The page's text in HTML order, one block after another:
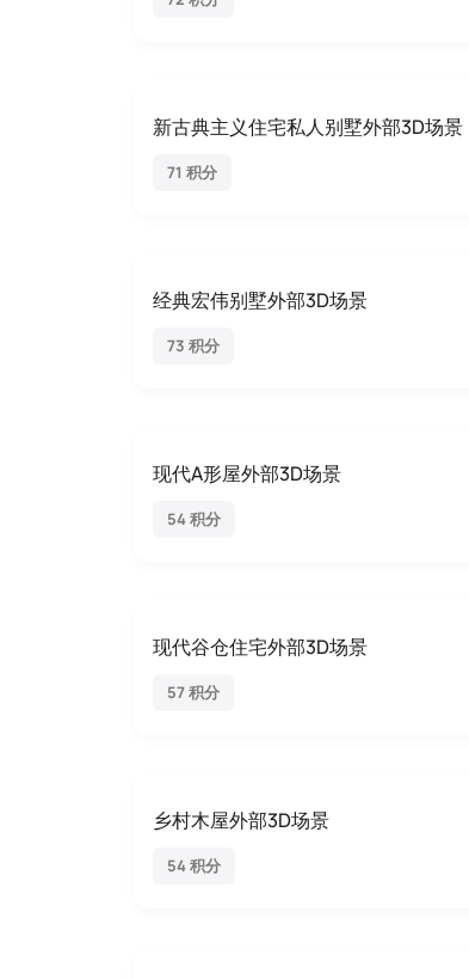
新古典主义住宅私人别墅外部3D场景
71 积分
经典宏伟别墅外部3D场景
73 积分
现代A形屋外部3D场景
54 积分
现代谷仓住宅外部3D场景
57 积分
乡村木屋外部3D场景
54 积分